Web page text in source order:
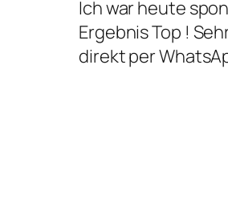
Ich war heute
Ergebnis Top !
direkt per